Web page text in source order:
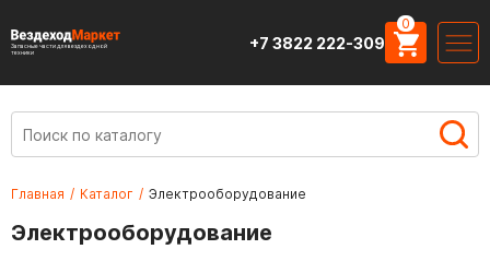
Запасные части для вездеходной
техники
+7 3822 222-309
0
Главная / Каталог / Электрооборудование
Электрооборудование